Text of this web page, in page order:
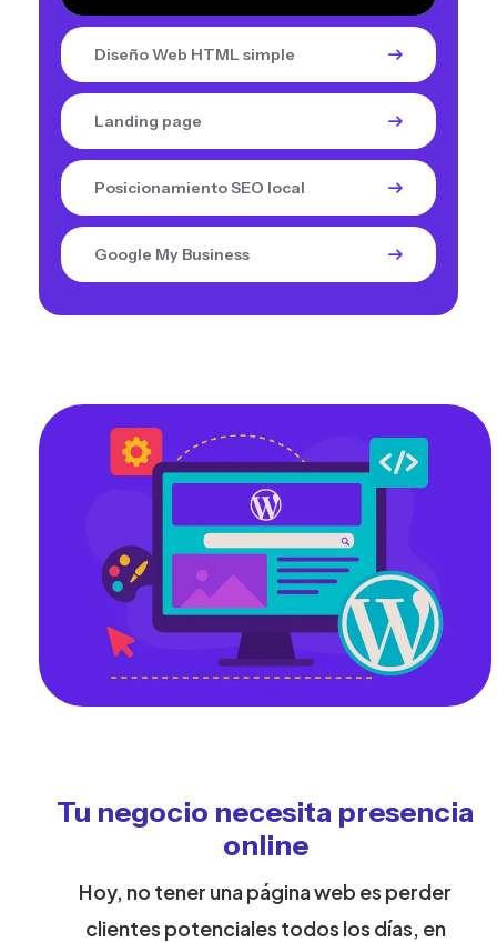
Diseño Web HTML simple
Landing page
Posicionamiento SEO local
Google My Business
Tu negocio necesita presencia
online
Hoy, no tener una página web es perder
clientes potenciales todos los días, en